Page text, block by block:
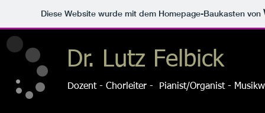
Diese Website wurde mit dem Homepage-Baukasten von
Dr. Lutz Felbick
Dozent - Chorleiter - Pianist/Organist -